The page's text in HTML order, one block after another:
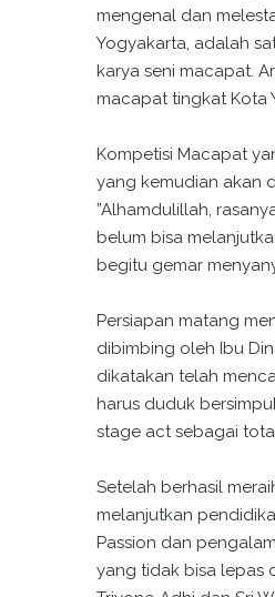
mengenal dan
Yogyakarta, adalah
karya seni macapat.
macapat tingkat Kota
Kompetisi Macapat
yang kemudian akan
”Alhamdulillah,
belum bisa
begitu gemar
Persiapan matang
dibimbing oleh Ibu
dikatakan telah
harus duduk
stage act sebagai
Setelah berhasil
melanjutkan
Passion dan
yang tidak bisa lepas